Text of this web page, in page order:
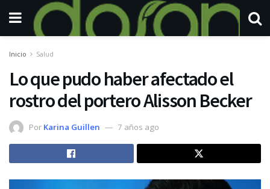
Inicio Salud
Lo que pudo haber afectado el
rostro del portero Alisson Becker
Por Karina Guillen 7 años ago